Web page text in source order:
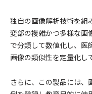
独自の画像解析技術を組
変部の複雑かつ多様な画
で分類して数値化し、医
画像の類似性を定量化し
さらに、この製品には